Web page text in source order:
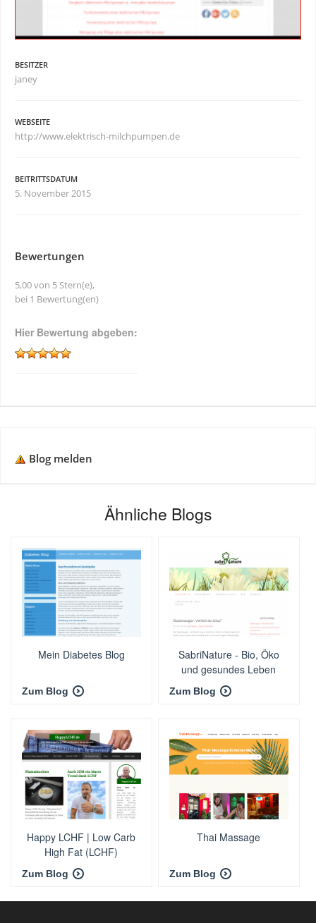
BESITZER
janey
WEBSEITE
http://www.elektrisch-milchpumpen.de
BEITRITTSDATUM
5. November 2015
Bewertungen
5,00 von 5 Stern(e),
bei 1 Bewertung(en)
Hier Bewertung abgeben:
Blog melden
Ähnliche Blogs
Mein Diabetes Blog
Zum Blog
SabriNature - Bio, Öko
und gesundes Leben
Zum Blog
Happy LCHF | Low Carb
High Fat (LCHF)
Ernährung
Zum Blog
Thai Massage
Zum Blog